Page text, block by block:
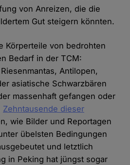
von Anreizen, die die
Gut steigern könnten.
Körperteile von bedrohten
Bedarf in der TCM:
Antilopen,
asiatische Schwarzbären
massenhaft gefangen oder
Zehntausende dieser
wie Bilder und Reportagen
übelsten Bedingungen
und letztlich
in Peking hat jüngst sogar